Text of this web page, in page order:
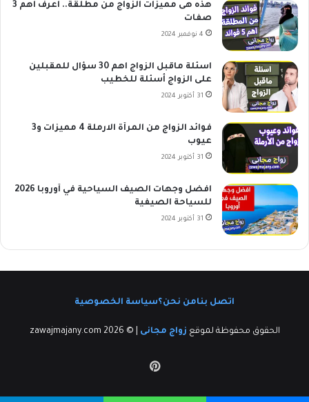
هذه هى مميزات الزواج من مطلقة.. اعرف اهم 3
صفات
4 نوفمبر 2024
اسئلة ماقبل الزواج اهم 30 سؤال للمقبلين
على الزواج أسئلة للخطيب
31 أكتوبر 2024
فوائد الزواج من المرأة الارملة 4 مميزات و3
عيوب
31 أكتوبر 2024
افضل وجهات الصيف السياحية في أوروبا 2026
للسياحة الصيفية
31 أكتوبر 2024
اتصل بنامن نحن؟سياسة الخصوصية
الحقوق محفوظة لموقع زواج مجانى | © zawajmajany.com 2026
بينتيريست